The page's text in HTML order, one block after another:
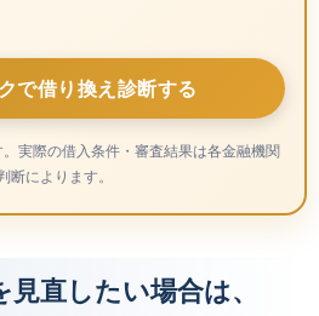
で借り換え診断する
実際の借入条件・審査結果は各金融機関
断によります。
直したい場合は、